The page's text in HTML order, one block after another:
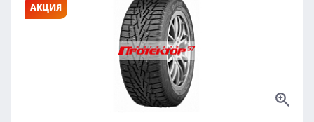
АКЦИЯ